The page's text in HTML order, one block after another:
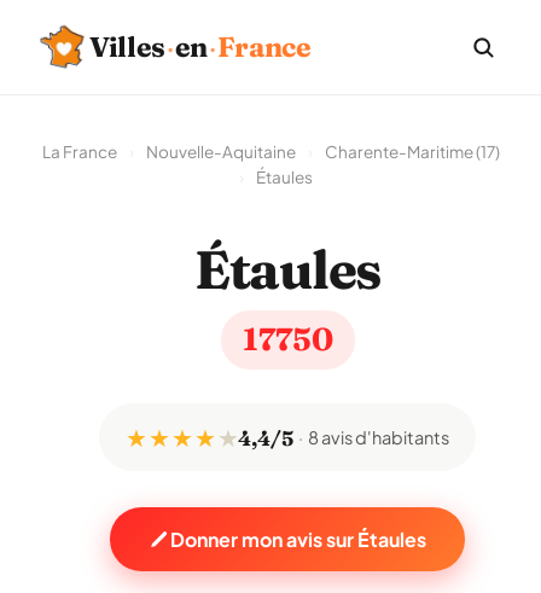
Villes·en·France
La France Nouvelle-Aquitaine
Charente-Maritime (17)
Étaules
Étaules
17750
★ ★ ★ ★★4,4/5 8 avis d'habitants
Donner mon avis sur Étaules